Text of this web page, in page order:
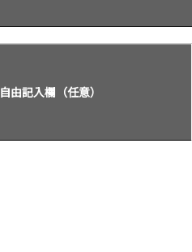
自由記入欄（任意）